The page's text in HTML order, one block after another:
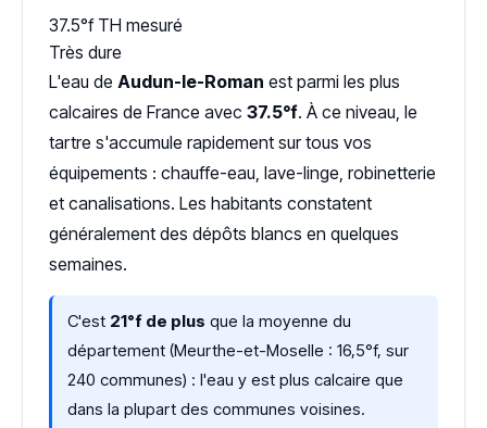
37.5°f TH mesuré
Très dure
L'eau de Audun-le-Roman est parmi les plus
calcaires de France avec 37.5°f. À ce niveau, le
tartre s'accumule rapidement sur tous vos
équipements : chauffe-eau, lave-linge, robinetterie
et canalisations. Les habitants constatent
généralement des dépôts blancs en quelques
semaines.
C'est 21°f de plus que la moyenne du
département (Meurthe-et-Moselle : 16,5°f, sur
240 communes) : l'eau y est plus calcaire que
dans la plupart des communes voisines.